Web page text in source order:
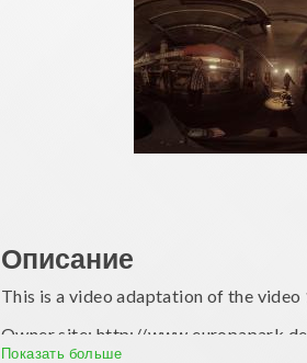
Описание
This is a video adaptation of the
Owner site: http://
Показать больше